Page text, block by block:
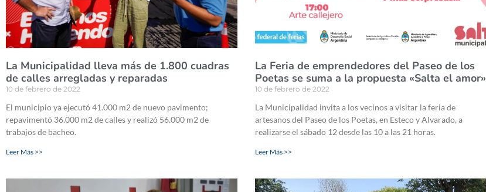
La Municipalidad lleva más de 1.800 cuadras
de calles arregladas y reparadas
10 de febrero de 2022
El municipio ya ejecutó 41.000 m2 de nuevo pavimento;
repavimentó 36.000 m2 de calles y realizó 56.000 m2 de
trabajos de bacheo.
Leer Más >>
La Feria de emprendedores del Paseo de los
Poetas se suma a la propuesta «Salta el amor»
10 de febrero de 2022
La Municipalidad invita a los vecinos a visitar la feria de
artesanos del Paseo de los Poetas, en Esteco y Alvarado, a
realizarse el sábado 12 desde las 10 a las 21 horas.
Leer Más >>